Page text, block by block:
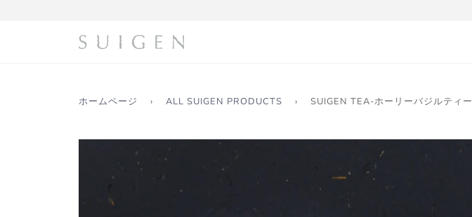
ホームページ › ALL SUIGEN PRODUCTS › SUIGEN TEA-ホーリーバジルティー